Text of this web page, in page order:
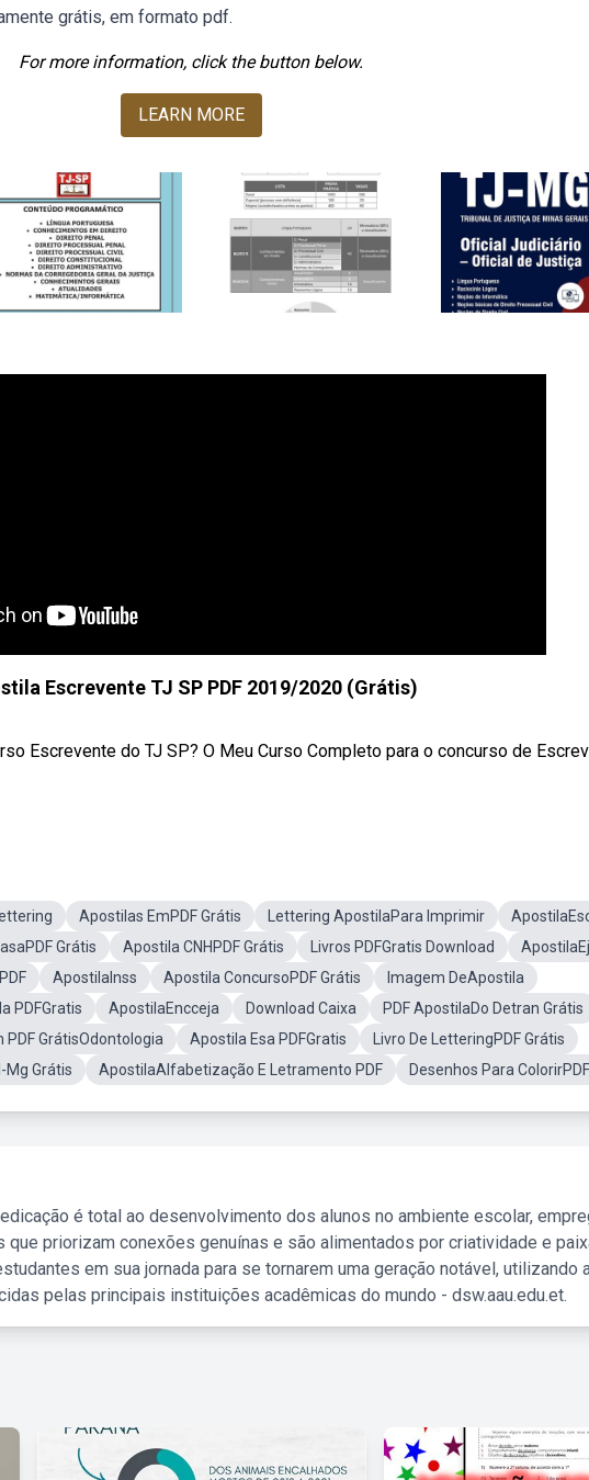
grátis, em formato pdf.
For more information, click the button below.
LEARN MORE
Escrevente TJ SP PDF 2019/2020 (Grátis)
Escrevente do TJ SP? O Meu Curso Completo para o concurso de
Apostilas EmPDF Grátis Lettering ApostilaPara Imprimir
Grátis Apostila CNHPDF Grátis Livros PDFGratis Download
ApostilaInss Apostila ConcursoPDF Grátis
Imagem DeApostila
PDFGratis ApostilaEncceja Download Caixa
PDF ApostilaDo Detran Grátis
PDF GrátisOdontologia Apostila Esa PDFGratis
Livro De LetteringPDF Grátis
Grátis ApostilaAlfabetização E Letramento PDF Desenhos Para ColorirPDF
é total ao desenvolvimento dos alunos no ambiente escolar,
priorizam conexões genuínas e são alimentados por criatividade e
em sua jornada para se tornarem uma geração notável, utilizando
pelas principais instituições acadêmicas do mundo - dsw.aau.edu.et.